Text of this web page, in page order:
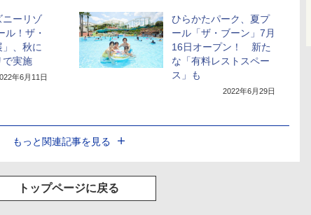
ニーリゾ
ル！ザ・
」、秋に
で実施
年6月11日
ひらかたパーク、夏プ
ール「ザ・ブーン」7月
16日オープン！ 新た
な「有料レストスペー
ス」も
2022年6月29日
もっと関連記事を見る
トップページに戻る